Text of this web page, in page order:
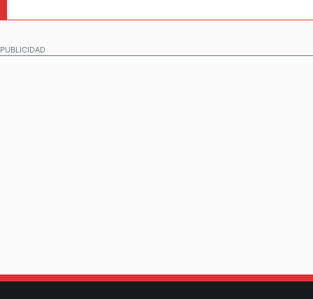
PUBLICIDAD